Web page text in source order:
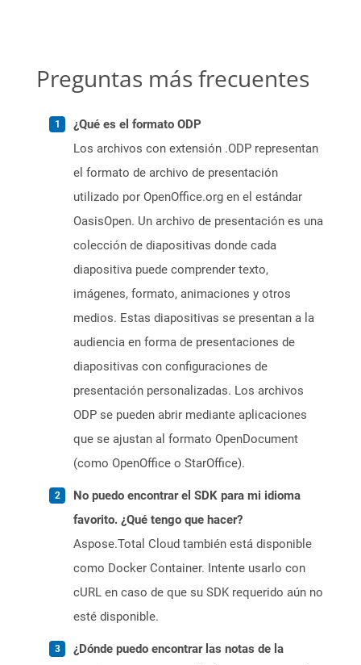
Preguntas más frecuentes
¿Qué es el formato ODP
Los archivos con extensión .ODP representan
el formato de archivo de presentación
utilizado por OpenOffice.org en el estándar
OasisOpen. Un archivo de presentación es una
colección de diapositivas donde cada
diapositiva puede comprender texto,
imágenes, formato, animaciones y otros
medios. Estas diapositivas se presentan a la
audiencia en forma de presentaciones de
diapositivas con configuraciones de
presentación personalizadas. Los archivos
ODP se pueden abrir mediante aplicaciones
que se ajustan al formato OpenDocument
(como OpenOffice o StarOffice).
No puedo encontrar el SDK para mi idioma
favorito. ¿Qué tengo que hacer?
Aspose.Total Cloud también está disponible
como Docker Container. Intente usarlo con
cURL en caso de que su SDK requerido aún no
esté disponible.
¿Dónde puedo encontrar las notas de la